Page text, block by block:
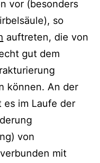
vor (besonders
so
auftreten, die von
gut dem
können. An der
es im Laufe der
von
mit